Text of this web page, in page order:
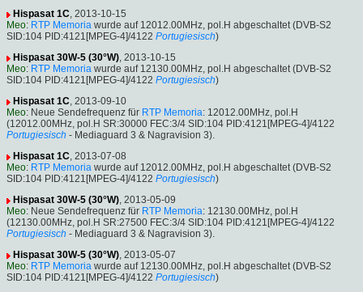
Hispasat 1C, 2013-10-15
Meo: RTP Memoria wurde auf 12012.00MHz, pol.H abgeschaltet (DVB-S2
SID:104 PID:4121[MPEG-4]/4122 Portugiesisch)
Hispasat 30W-5 (30°W), 2013-10-15
Meo: RTP Memoria wurde auf 12130.00MHz, pol.H abgeschaltet (DVB-S2
SID:104 PID:4121[MPEG-4]/4122 Portugiesisch)
Hispasat 1C, 2013-09-10
Meo: Neue Sendefrequenz für RTP Memoria: 12012.00MHz, pol.H
(12012.00MHz, pol.H SR:30000 FEC:3/4 SID:104 PID:4121[MPEG-4]/4122
Portugiesisch - Mediaguard 3 & Nagravision 3).
Hispasat 1C, 2013-07-08
Meo: RTP Memoria wurde auf 12012.00MHz, pol.H abgeschaltet (DVB-S2
SID:104 PID:4121[MPEG-4]/4122 Portugiesisch)
Hispasat 30W-5 (30°W), 2013-05-09
Meo: Neue Sendefrequenz für RTP Memoria: 12130.00MHz, pol.H
(12130.00MHz, pol.H SR:27500 FEC:3/4 SID:104 PID:4121[MPEG-4]/4122
Portugiesisch - Mediaguard 3 & Nagravision 3).
Hispasat 30W-5 (30°W), 2013-05-07
Meo: RTP Memoria wurde auf 12130.00MHz, pol.H abgeschaltet (DVB-S2
SID:104 PID:4121[MPEG-4]/4122 Portugiesisch)